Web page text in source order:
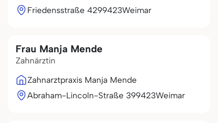
Friedensstraße 4299423Weimar
Frau Manja Mende
Zahnärztin
Zahnarztpraxis Manja Mende
Abraham-Lincoln-Straße 399423Weimar